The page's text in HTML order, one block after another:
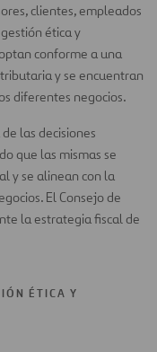
clientes, empleados
ética y
conforme a una
y se encuentran
diferentes negocios.
las decisiones
que las mismas se
y se alinean con la
El Consejo de
la estrategia fiscal de
ÉTICA Y